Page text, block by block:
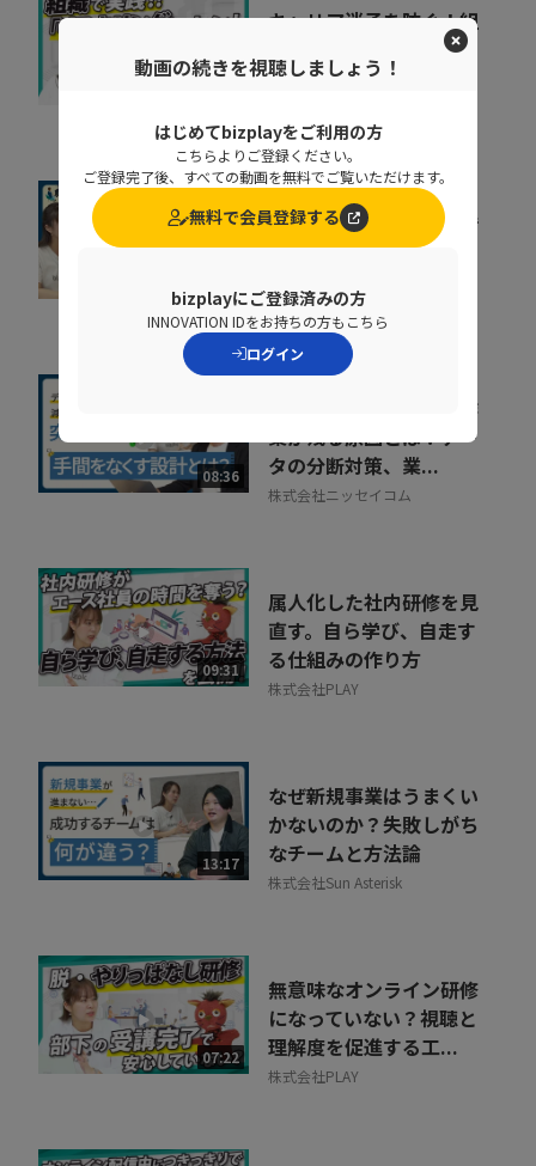
キャリア迷子を防ぐ！組
織をあげた「リスキリン
グ」のヒントとは
ョン
組織が育たない本当の理
由。 売上の成長ポイン
ポーターズ株式会社
08:36
人事給与システムで手作
業が残る原因とは？デー
タの分断対策、業...
株式会社ニッセイコム
09:31
属人化した社内研修を見
直す。自ら学び、自走す
る仕組みの作り方
株式会社PLAY
13:17
なぜ新規事業はうまくい
かないのか？失敗しがち
なチームと方法論
株式会社Sun Asterisk
07:22
無意味なオンライン研修
になっていない？視聴と
理解度を促進する工...
株式会社PLAY
動画の続きを視聴しましょう！
はじめてbizplayをご利用の方
こちらよりご登録ください。
ご登録完了後、すべての動画を無料でご覧いただけます。
無料で会員登録する
bizplayにご登録済みの方
INNOVATION IDをお持ちの方もこちら
ログイン